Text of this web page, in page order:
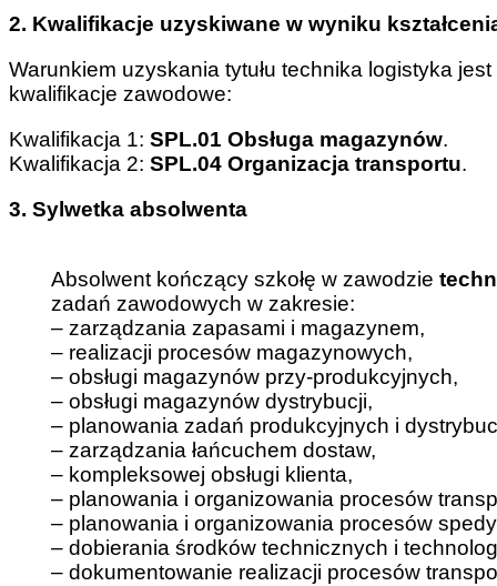
2. Kwalifikacje uzyskiwane w wyniku
Warunkiem uzyskania tytułu technika logistyka
kwalifikacje zawodowe:
Kwalifikacja 1: SPL.01 Obsługa magazynów.
Kwalifikacja 2: SPL.04 Organizacja transportu.
3. Sylwetka absolwenta
Absolwent kończący szkołę w zawodzie
zadań zawodowych w zakresie:
– zarządzania zapasami i magazynem,
– realizacji procesów magazynowych,
– obsługi magazynów przy-produkcyjnych,
– obsługi magazynów dystrybucji,
– planowania zadań produkcyjnych i
– zarządzania łańcuchem dostaw,
– kompleksowej obsługi klienta,
– planowania i organizowania procesów
– planowania i organizowania procesów
– dobierania środków technicznych i
– dokumentowanie realizacji procesów